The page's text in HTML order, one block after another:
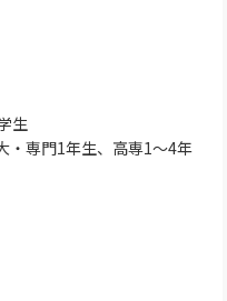
生
・専門1年生、高専1～4年